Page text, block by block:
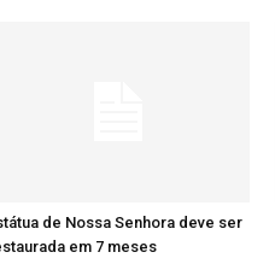
de Nossa Senhora deve ser
em 7 meses